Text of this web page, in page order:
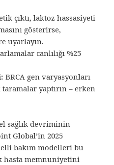
çıktı, laktoz hassasiyeti
gösterirse,
uyarlayın.
canlılığı %25
BRCA gen varyasyonları
yaptırın – erken
sağlık devriminin
Global’in 2025
bakım modelleri bu
hasta memnuniyetini